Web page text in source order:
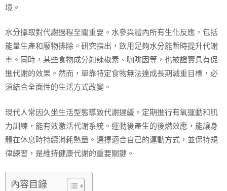
境。
水分攝取對代謝過程至關重要。水參與體內所有生化反應，包括
能量生產和廢物排除。研究指出，飲用足夠水分能暫時提升代謝
率。同時，某些食物成分如辣椒素、咖啡因等，也被證實具有促
進代謝的效果。然而，單靠特定食物無法達成長期減重目標，必
須結合全面性的生活方式改變。
現代人常因久坐生活型態導致代謝遲緩。定期進行有氧運動和肌
力訓練，能有效激活代謝系統。運動後產生的後燃效應，能讓身
體在休息時持續消耗熱量。選擇適合自己的運動方式，並保持規
律練習，是維持健康代謝的重要關鍵。
內容目錄